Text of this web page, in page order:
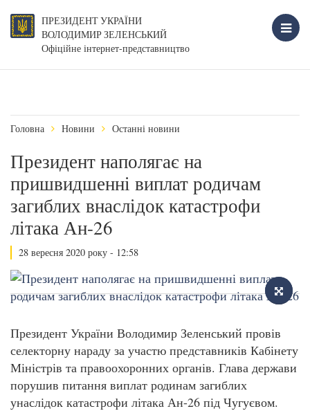
ПРЕЗИДЕНТ УКРАЇНИ
ВОЛОДИМИР ЗЕЛЕНСЬКИЙ
Офіційне інтернет-представництво
Головна Новини Останні новини
Президент наполягає на
пришвидшенні виплат родичам
загиблих внаслідок катастрофи
літака Ан-26
28 вересня 2020 року - 12:58
Президент України Володимир Зеленський провів
селекторну нараду за участю представників Кабінету
Міністрів та правоохоронних органів. Глава держави
порушив питання виплат родинам загиблих
унаслідок катастрофи літака Ан-26 під Чугуєвом.